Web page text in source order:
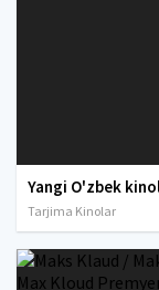
Tarjima Kinolar